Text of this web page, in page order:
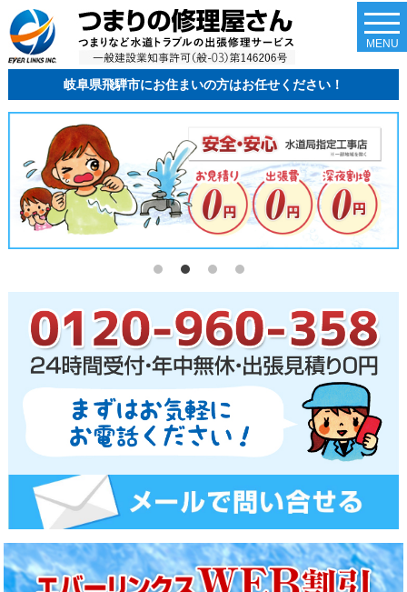
岐阜県飛騨市にお住まいの方はお任せください！
MENU